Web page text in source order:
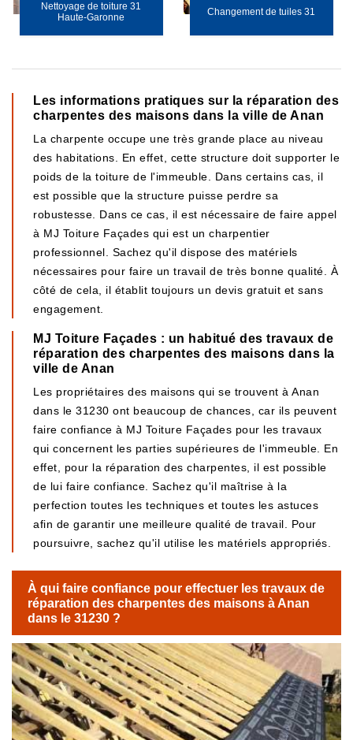
Nettoyage de toiture 31
Haute-Garonne
Changement de tuiles 31
Les informations pratiques sur la réparation des
charpentes des maisons dans la ville de Anan
La charpente occupe une très grande place au niveau
des habitations. En effet, cette structure doit supporter le
poids de la toiture de l'immeuble. Dans certains cas, il
est possible que la structure puisse perdre sa
robustesse. Dans ce cas, il est nécessaire de faire appel
à MJ Toiture Façades qui est un charpentier
professionnel. Sachez qu'il dispose des matériels
nécessaires pour faire un travail de très bonne qualité. À
côté de cela, il établit toujours un devis gratuit et sans
engagement.
MJ Toiture Façades : un habitué des travaux de
réparation des charpentes des maisons dans la
ville de Anan
Les propriétaires des maisons qui se trouvent à Anan
dans le 31230 ont beaucoup de chances, car ils peuvent
faire confiance à MJ Toiture Façades pour les travaux
qui concernent les parties supérieures de l'immeuble. En
effet, pour la réparation des charpentes, il est possible
de lui faire confiance. Sachez qu'il maîtrise à la
perfection toutes les techniques et toutes les astuces
afin de garantir une meilleure qualité de travail. Pour
poursuivre, sachez qu'il utilise les matériels appropriés.
À qui faire confiance pour effectuer les travaux de
réparation des charpentes des maisons à Anan
dans le 31230 ?